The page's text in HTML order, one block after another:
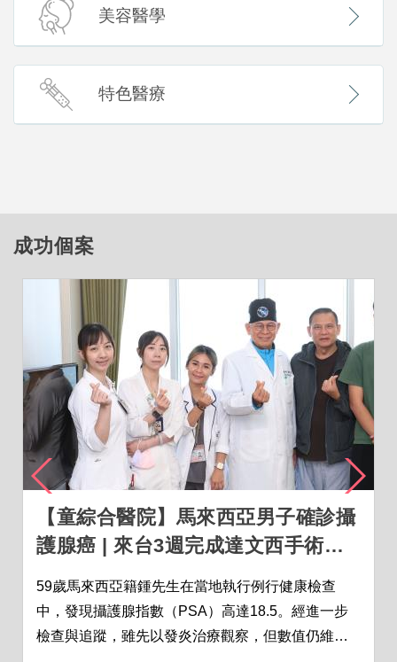
美容醫學
特色醫療
成功個案
【童綜合醫院】馬來西亞男子確診攝
護腺癌 | 來台3週完成達文西手術重
拾生活
59歲馬來西亞籍鍾先生在當地執行例行健康檢查
中，發現攝護腺指數（PSA）高達18.5。經進一步
檢查與追蹤，雖先以發炎治療觀察，但數值仍維持